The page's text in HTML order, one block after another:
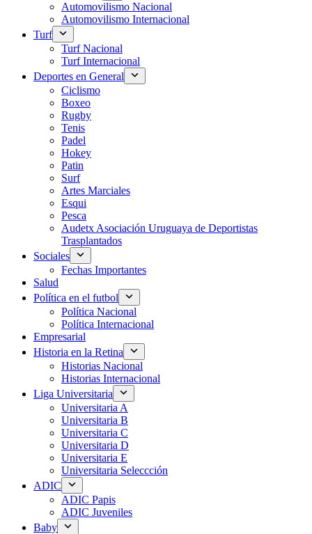
Automovilismo Nacional
Automovilismo Internacional
Turf
Turf Nacional
Turf Internacional
Deportes en General
Ciclismo
Boxeo
Rugby
Tenis
Padel
Hokey
Patin
Surf
Artes Marciales
Esqui
Pesca
Audetx Asociación Uruguaya de Deportistas
Trasplantados
Sociales
Fechas Importantes
Salud
Política en el futbol
Política Nacional
Política Internacional
Empresarial
Historia en la Retina
Historias Nacional
Historias Internacional
Liga Universitaria
Universitaria A
Universitaria B
Universitaria C
Universitaria D
Universitaria E
Universitaria Seleccción
ADIC
ADIC Papis
ADIC Juveniles
Baby